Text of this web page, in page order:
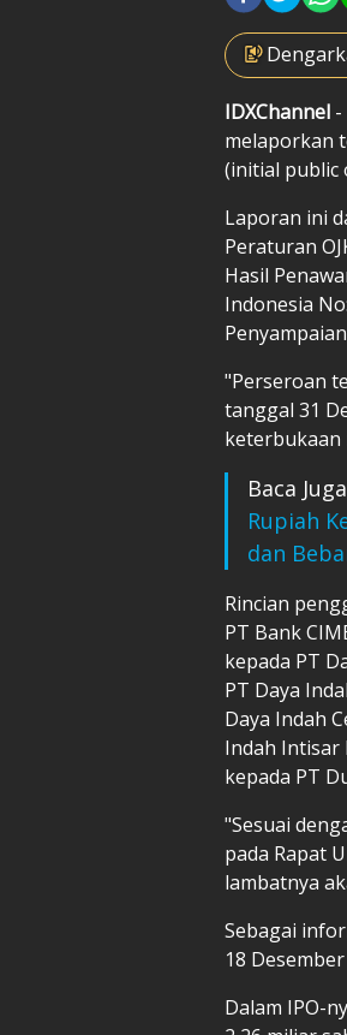
IDXChannel
melaporkan
(initial public
Laporan ini
Peraturan
Hasil
Indonesia
"Perseroan
tanggal 31
keterbukaan
Baca
Rupiah
dan
Rincian
PT Bank
kepada PT
PT Daya
Daya Indah
Indah Intisar
kepada PT
"Sesuai
pada Rapat
lambatnya
Sebagai
18
Dalam IPO-